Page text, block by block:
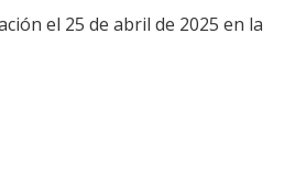
el 25 de abril de 2025 en la